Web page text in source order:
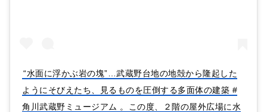
“水面に浮かぶ岩の塊”…武蔵野台地の地殻から隆起した
ようにそびえたち、見るものを圧倒する多面体の建築 #
角川武蔵野ミュージアム 。この度、２階の屋外広場に水